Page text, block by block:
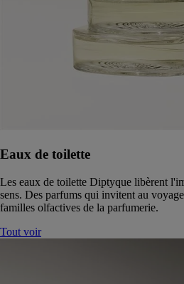
Eaux de toilette
Les eaux de toilette Diptyque libèrent
sens. Des parfums qui invitent au
familles olfactives de la parfumerie.
Tout voir